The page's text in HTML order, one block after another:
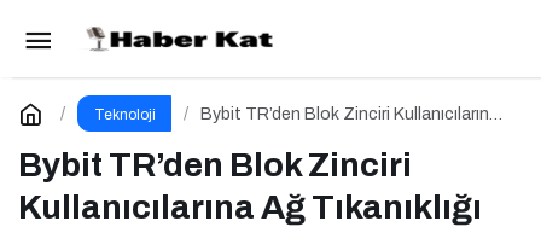
Teknoloji
Bybit TR’den Blok Zinciri Kullanıcılarına
Bybit TR’den Blok Zinciri
Kullanıcılarına Ağ Tıkanıklığı
Web Tasarım Nedir? Niye Önemlidir? Web
Tasarım Nasıl Yapılır?
Yorum Yap